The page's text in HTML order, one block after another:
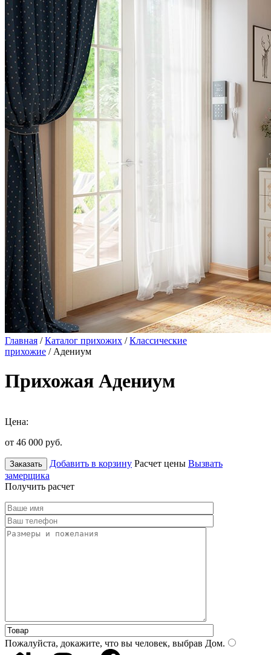
Главная /Каталог прихожих /Классические
прихожие / Адениум
Прихожая Адениум
Цена:
от 46 000 руб.
Заказать Добавить в корзину Расчет цены Вызвать
замерщика
Получить расчет
Пожалуйста, докажите, что вы человек, выбрав Дом.